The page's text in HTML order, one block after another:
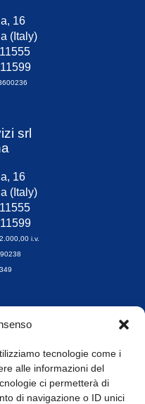
tecnologie come i
alle informazioni del
ci permetterà di
di navigazione o ID unici
16
(Italy)
srl
16
(Italy)
i.v.
17.30